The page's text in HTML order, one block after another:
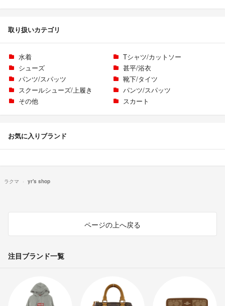
取り扱いカテゴリ
水着
Tシャツ/カットソー
シューズ
甚平/浴衣
パンツ/スパッツ
靴下/タイツ
スクールシューズ/上履き
パンツ/スパッツ
その他
スカート
お気に入りブランド
ラクマ yr's shop
ページの上へ戻る
注目ブランド一覧